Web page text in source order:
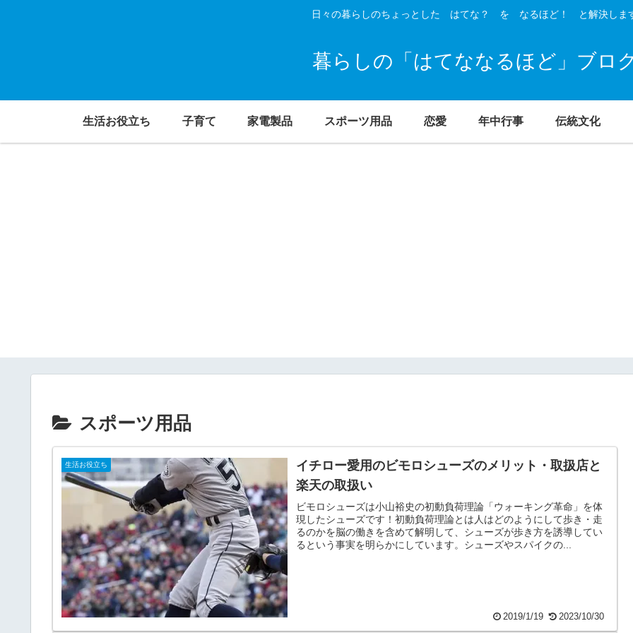
日々の暮らしのちょっとした はてな？ を なるほど！ と解決しま
暮らしの「はてななるほど」ブロ
生活お役立ち 子育て 家電製品 スポーツ用品 恋愛 年中行事 伝統文化
スポーツ用品
生活お役立ち
イチロー愛用のビモロシューズのメリット・取扱店と
楽天の取扱い
ビモロシューズは小山裕史の初動負荷理論「ウォーキング革命」を体
現したシューズです！初動負荷理論とは人はどのようにして歩き・走
るのかを脳の働きを含めて解明して、シューズが歩き方を誘導してい
るという事実を明らかにしています。シューズやスパイクの...
2019/1/19 2023/10/30